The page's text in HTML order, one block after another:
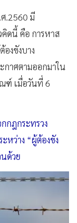
.2560 มี
ดนี้ คือ การหาส
งขังบาง
กาศตามออกมาใน
ฑ์ เมื่อวันที่ 6
กฎกระทรวง
หว่าง “ผู้ต้องขัง
ด้วย